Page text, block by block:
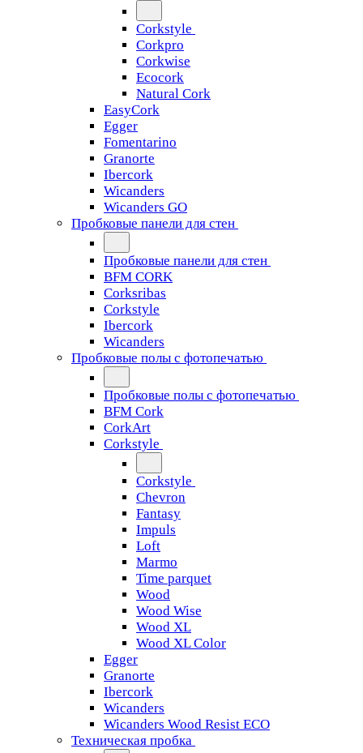
Corkstyle
Corkpro
Corkwise
Ecocork
Natural Cork
EasyCork
Egger
Fomentarino
Granorte
Ibercork
Wicanders
Wicanders GO
Пробковые панели для стен
Пробковые панели для стен
BFM CORK
Corksribas
Corkstyle
Ibercork
Wicanders
Пробковые полы с фотопечатью
Пробковые полы с фотопечатью
BFM Cork
CorkArt
Corkstyle
Corkstyle
Chevron
Fantasy
Impuls
Loft
Marmo
Time parquet
Wood
Wood Wise
Wood XL
Wood XL Color
Egger
Granorte
Ibercork
Wicanders
Wicanders Wood Resist ECO
Техническая пробка